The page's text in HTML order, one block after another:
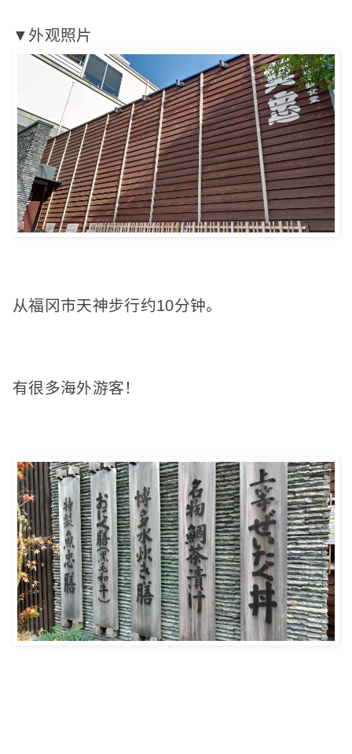
▼外观照片
从福冈市天神步行约10分钟。
有很多海外游客！